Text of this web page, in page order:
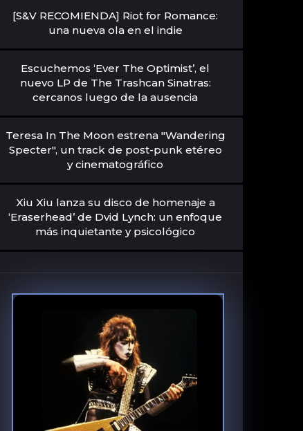
[S&V RECOMIENDA] Riot for Romance:
una nueva ola en el indie
Escuchemos ‘Ever The Optimist’, el
nuevo LP de The Trashcan Sinatras:
cercanos luego de la ausencia
Teresa In The Moon estrena "Wandering
Specter", un track de post-punk etéreo
y cinematográfico
Xiu Xiu lanza su disco de homenaje a
‘Eraserhead’ de Dvid Lynch: un enfoque
más inquietante y psicológico